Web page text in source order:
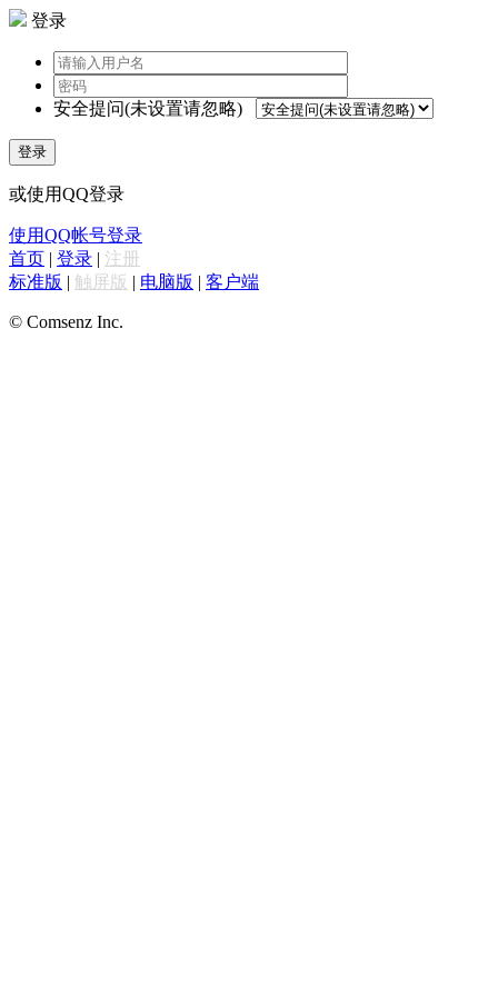
登录
安全提问(未设置请忽略)
登录
或使用QQ登录
使用QQ帐号登录
首页 | 登录 | 注册
标准版 | 触屏版 | 电脑版 | 客户端
© Comsenz Inc.